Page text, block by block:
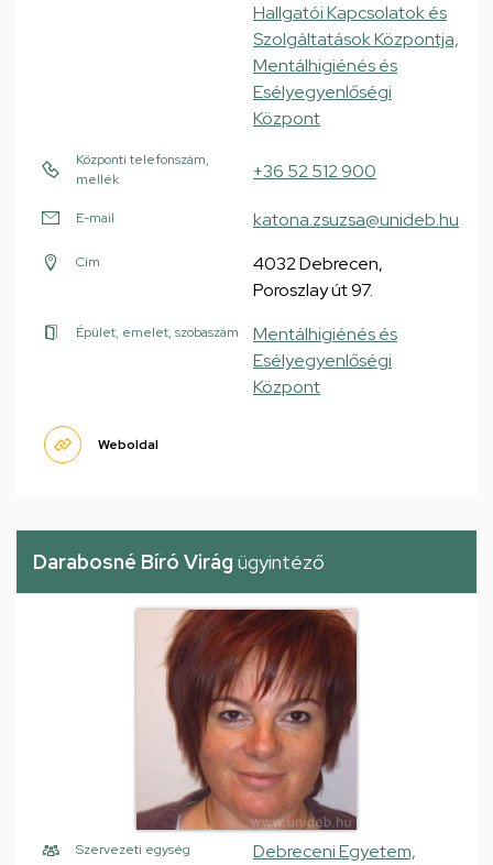
Hallgatói Kapcsolatok és
Szolgáltatások Központja,
Mentálhigiénés és
Esélyegyenlőségi
Központ
Központi telefonszám,
mellék
+36 52 512 900
E-mail katona.zsuzsa@unideb.hu
Cím
4032 Debrecen,
Poroszlay út 97.
Épület, emelet, szobaszám
Mentálhigiénés és
Esélyegyenlőségi
Központ
Weboldal
Darabosné Bíró Virág ügyintéző
Szervezeti egység
Debreceni Egyetem,